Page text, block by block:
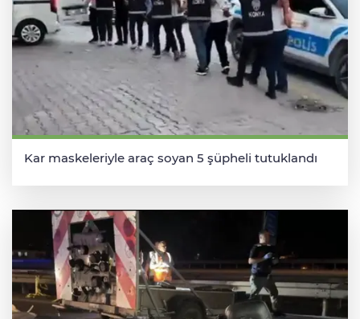
Kar maskeleriyle araç soyan 5 şüpheli tutuklandı